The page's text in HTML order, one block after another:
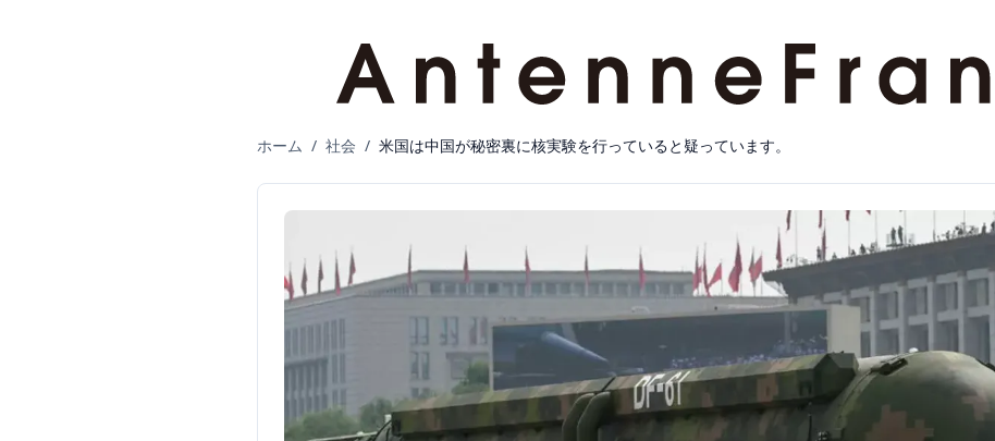
ホーム / 社会 / 米国は中国が秘密裏に核実験を行っていると疑っています。